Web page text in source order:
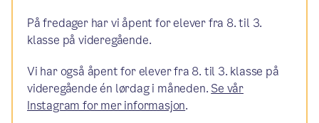
På fredager har vi åpent for elever fra 8. til 3.
klasse på videregående.
Vi har også åpent for elever fra 8. til 3. klasse på
videregående én lørdag i måneden. Se vår
Instagram for mer informasjon.